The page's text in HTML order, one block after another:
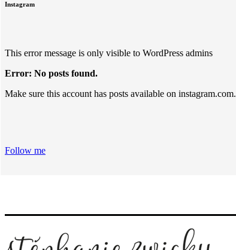
Instagram
This error message is only visible to WordPress admins
Error: No posts found.
Make sure this account has posts available on instagram.com.
Follow me